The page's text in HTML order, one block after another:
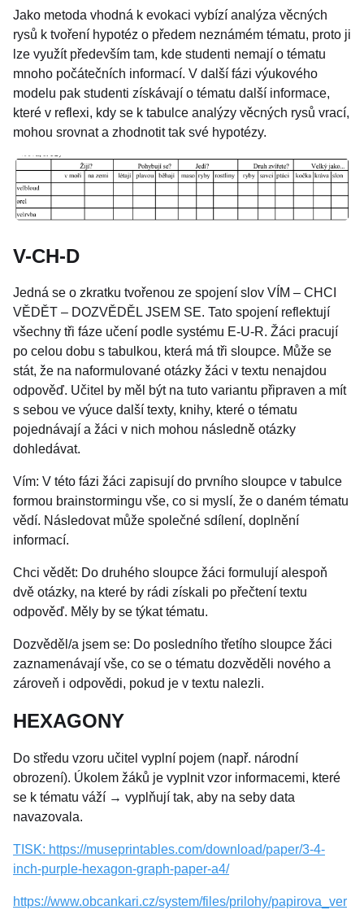
Jako metoda vhodná k evokaci vybízí analýza věcných
rysů k tvoření hypotéz o předem neznámém tématu, proto ji
lze využít především tam, kde studenti nemají o tématu
mnoho počátečních informací. V další fázi výukového
modelu pak studenti získávají o tématu další informace,
které v reflexi, kdy se k tabulce analýzy věcných rysů vrací,
mohou srovnat a zhodnotit tak své hypotézy.
V-CH-D
Jedná se o zkratku tvořenou ze spojení slov VÍM – CHCI
VĚDĚT – DOZVĚDĚL JSEM SE. Tato spojení reflektují
všechny tři fáze učení podle systému E-U-R. Žáci pracují
po celou dobu s tabulkou, která má tři sloupce. Může se
stát, že na naformulované otázky žáci v textu nenajdou
odpověď. Učitel by měl být na tuto variantu připraven a mít
s sebou ve výuce další texty, knihy, které o tématu
pojednávají a žáci v nich mohou následně otázky
dohledávat.
Vím: V této fázi žáci zapisují do prvního sloupce v tabulce
formou brainstormingu vše, co si myslí, že o daném tématu
vědí. Následovat může společné sdílení, doplnění
informací.
Chci vědět: Do druhého sloupce žáci formulují alespoň
dvě otázky, na které by rádi získali po přečtení textu
odpověď. Měly by se týkat tématu.
Dozvěděl/a jsem se: Do posledního třetího sloupce žáci
zaznamenávají vše, co se o tématu dozvěděli nového a
zároveň i odpovědi, pokud je v textu nalezli.
HEXAGONY
Do středu vzoru učitel vyplní pojem (např. národní
obrození). Úkolem žáků je vyplnit vzor informacemi, které
se k tématu váží → vyplňují tak, aby na seby data
navazovala.
TISK: https://museprintables.com/download/paper/3-4-
inch-purple-hexagon-graph-paper-a4/
https://www.obcankari.cz/system/files/prilohy/papirova_ver